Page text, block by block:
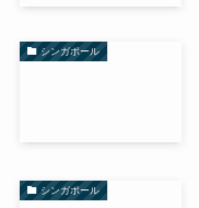
シンガポール
シンガポール